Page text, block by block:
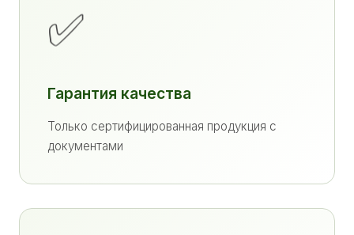
✅
Гарантия качества
Только сертифицированная продукция с
документами